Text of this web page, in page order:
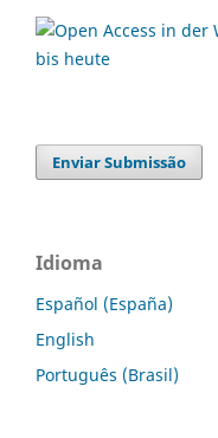
Enviar Submissão
Idioma
Español (España)
English
Português (Brasil)